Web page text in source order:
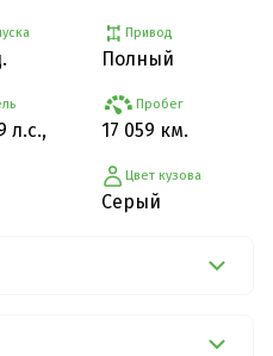
л.с.,
Привод
Полный
Пробег
17 059 км.
Цвет кузова
Серый